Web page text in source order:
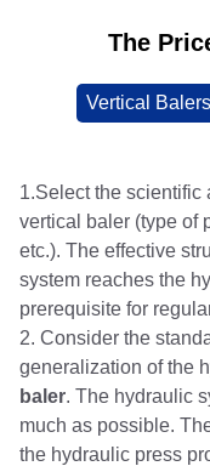
The
Vertical Balers
1.Select the scientific
vertical baler (type of
etc.). The effective
system reaches the
prerequisite for
2. Consider the
generalization of the
baler. The hydraulic
much as possible.
the hydraulic press